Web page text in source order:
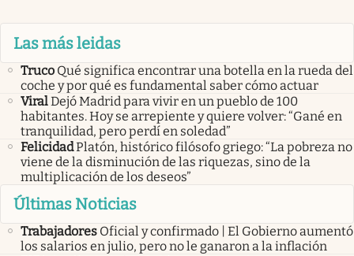
Las más leidas
Truco Qué significa encontrar una botella en la rueda del
coche y por qué es fundamental saber cómo actuar
ViralDejó Madrid para vivir en un pueblo de 100
habitantes. Hoy se arrepiente y quiere volver: “Gané en
tranquilidad, pero perdí en soledad”
FelicidadPlatón, histórico filósofo griego: “La pobreza no
viene de la disminución de las riquezas, sino de la
multiplicación de los deseos”
Últimas Noticias
Trabajadores Oficial y confirmado | El Gobierno aumentó
los salarios en julio, pero no le ganaron a la inflación